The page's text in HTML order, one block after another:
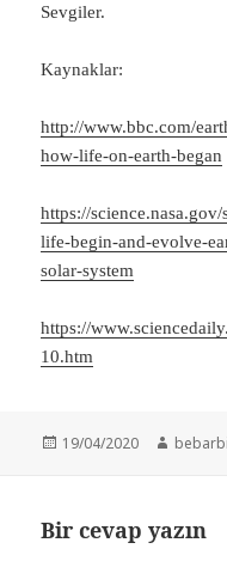
Sevgiler.
Kaynaklar:
http://www.bbc.com/
how-life-on-earth-began
https://
life-begin-and-evolve-
solar-system
https://
10.htm
Yayın
19/04/2020 Yazar
Bir cevap yazın